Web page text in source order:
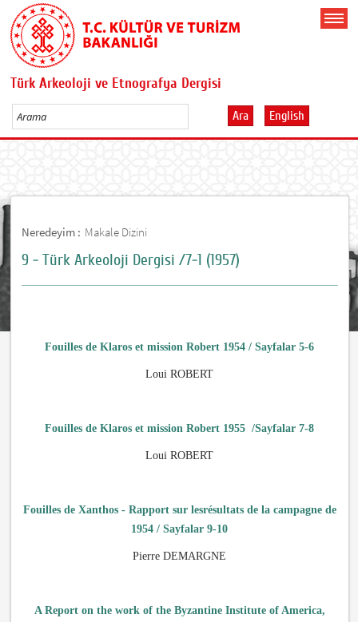
Türk Arkeoloji ve Etnografya Dergisi
Ara English
Neredeyim : Makale Dizini
9 - Türk Arkeoloji Dergisi /7-1 (1957)
Fouilles de Klaros et mission Robert 1954 / Sayfalar 5-6
Loui ROBERT
Fouilles de Klaros et mission Robert 1955 /Sayfalar 7-8
Loui ROBERT
Fouilles de Xanthos - Rapport sur lesrésultats de la campagne de
1954 / Sayfalar 9-10
Pierre DEMARGNE
A Report on the work of the Byzantine Institute of America,